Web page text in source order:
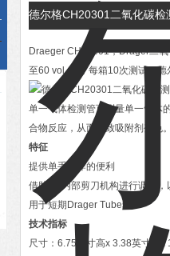
德尔格CH20301二氧化碳检
Draeger CH20301，Drager二
至60 vol.-%，每箱10次测试，
单一气体检测管可测量单一气体
合物反应，从而导致吸附剂变色
特征
提供单手操作的便利
借助*的内部剪刀机构进行调节
用于短期Drager Tubes
技术指标
尺寸：6.75英寸高x 3.38英寸宽